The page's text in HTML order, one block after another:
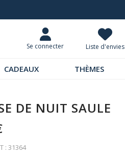
Se connecter Liste d'envies
CADEAUX THÈMES
DE NUIT SAULE
: 31364